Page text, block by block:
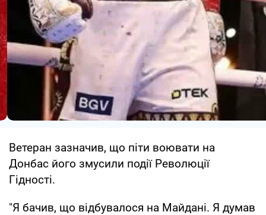
Ветеран зазначив, що піти воювати на
Донбас його змусили події Революції
Гідності.
"Я бачив, що відбувалося на Майдані. Я думав